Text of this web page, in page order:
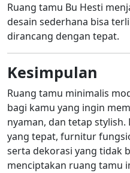
Ruang tamu Bu Hesti
desain sederhana bisa
dirancang dengan tepat.
Kesimpulan
Ruang tamu minimalis
bagi kamu yang ingin
nyaman, dan tetap
yang tepat, furnitur
serta dekorasi yang tidak
menciptakan ruang tamu